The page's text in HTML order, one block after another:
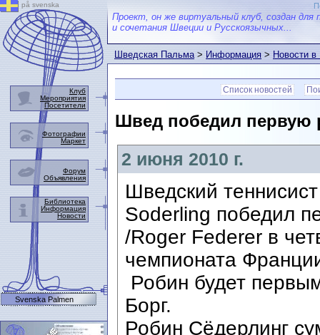
Проект, он же виртуальный клуб, создан для
и сочетания Швеции и Русскоязычных...
Шведская Пальма>Информация>Новости
Список новостей
Швед победил первую
2 июня 2010 г.
Шведский
Soderling победил
/Roger Federer в
чемпионата
Робин будет
Борг.
Робин Сёдерлинг
på svenska
Клуб
Мероприятия
Посетители
Фотографии
Маркет
Форум
Объявления
Библиотека
Информация
Новости
Svenska Palmen